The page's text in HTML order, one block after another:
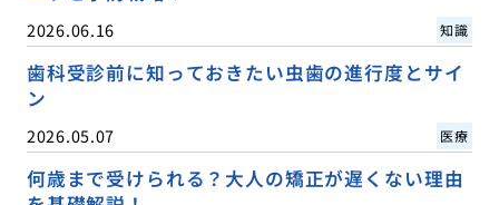
2026.06.16 知識
歯科受診前に知っておきたい虫歯の進行度とサイ
ン
2026.05.07 医療
何歳まで受けられる？大人の矯正が遅くない理由